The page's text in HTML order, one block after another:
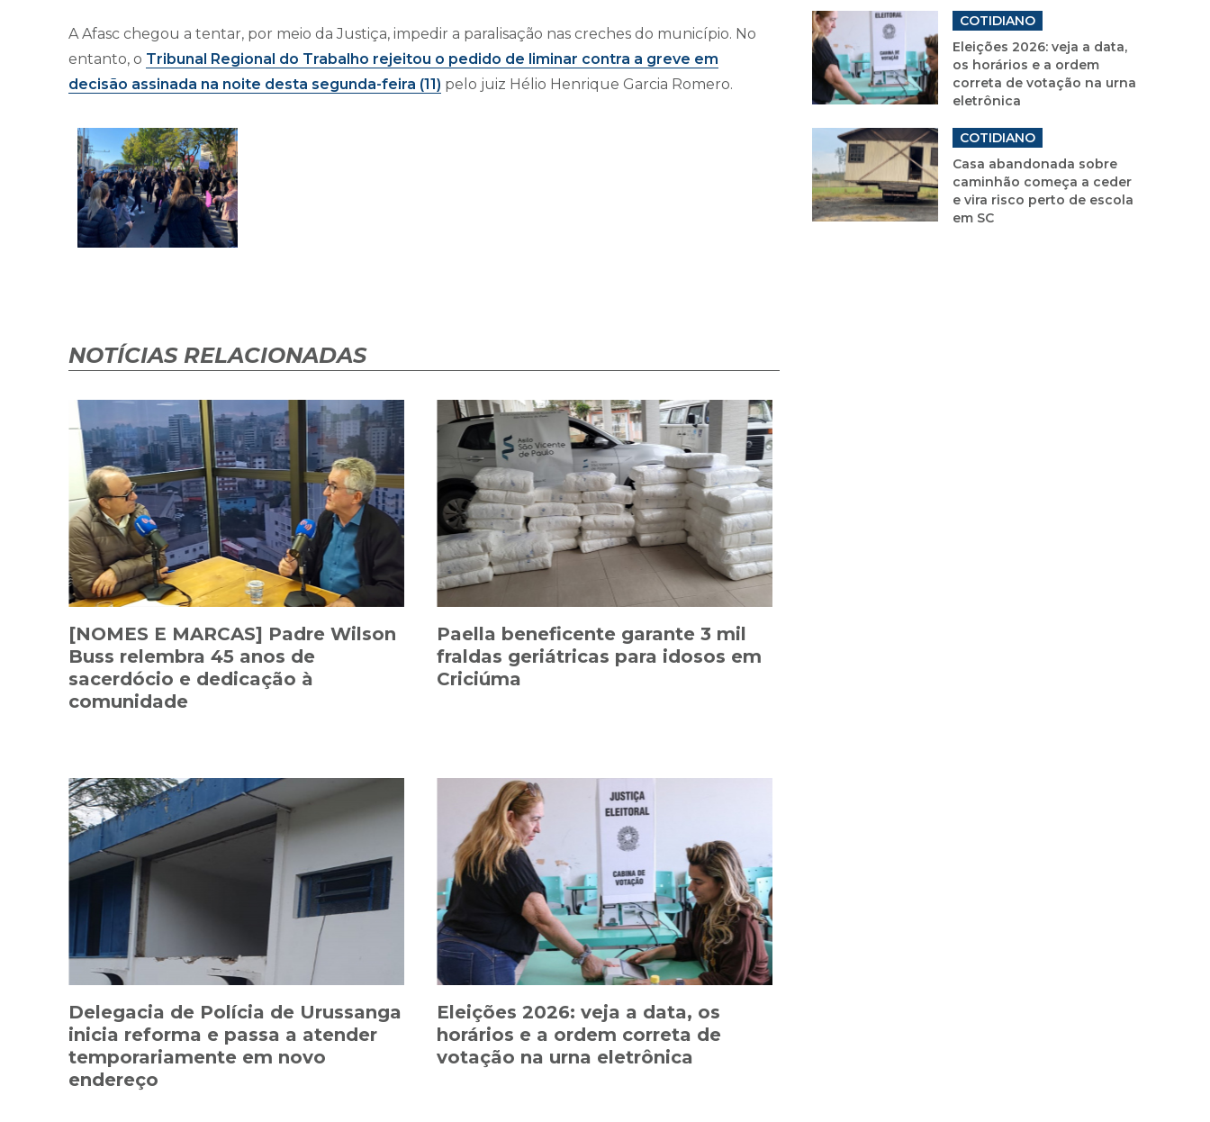
A Afasc chegou a tentar, por meio da Justiça, impedir a paralisação nas creches do município. No
entanto, o Tribunal Regional do Trabalho rejeitou o pedido de liminar contra a greve em
decisão assinada na noite desta segunda-feira (11) pelo juiz Hélio Henrique Garcia Romero.
NOTÍCIAS RELACIONADAS
[NOMES E MARCAS] Padre Wilson
Buss relembra 45 anos de
sacerdócio e dedicação à
comunidade
Paella beneficente garante 3 mil
fraldas geriátricas para idosos em
Criciúma
Delegacia de Polícia de Urussanga
inicia reforma e passa a atender
temporariamente em novo
endereço
Eleições 2026: veja a data, os
horários e a ordem correta de
votação na urna eletrônica
COTIDIANO
Eleições 2026: veja a data,
os horários e a ordem
correta de votação na urna
eletrônica
COTIDIANO
Casa abandonada sobre
caminhão começa a ceder
e vira risco perto de escola
em SC